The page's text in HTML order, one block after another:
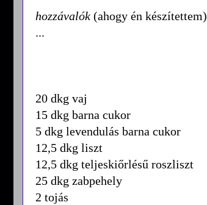
hozzávalók (ahogy én készítettem)
...
20 dkg vaj
15 dkg barna cukor
5 dkg levendulás barna cukor
12,5 dkg liszt
12,5 dkg teljeskiőrlésű roszliszt
25 dkg zabpehely
2 tojás